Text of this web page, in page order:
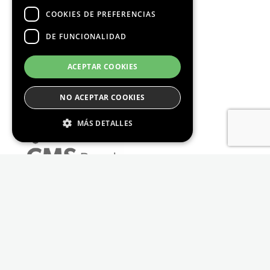
COOKIES DE PREFERENCIAS
DE FUNCIONALIDAD
ACEPTAR COOKIES
NO ACEPTAR COOKIES
MÁS DETALLES